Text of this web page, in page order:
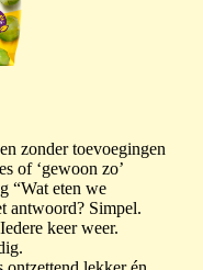
zonder toevoegingen
of ‘gewoon zo’
“Wat eten we
antwoord? Simpel.
keer weer.